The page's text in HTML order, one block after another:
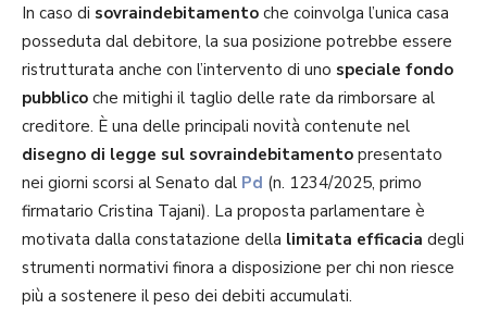
In caso di sovraindebitamento che coinvolga l’unica casa
posseduta dal debitore, la sua posizione potrebbe essere
ristrutturata anche con l’intervento di uno speciale fondo
pubblico che mitighi il taglio delle rate da rimborsare al
creditore. È una delle principali novità contenute nel
disegno di legge sul sovraindebitamento presentato
nei giorni scorsi al Senato dal Pd (n. 1234/2025, primo
firmatario Cristina Tajani). La proposta parlamentare è
motivata dalla constatazione della limitata efficacia degli
strumenti normativi finora a disposizione per chi non riesce
più a sostenere il peso dei debiti accumulati.